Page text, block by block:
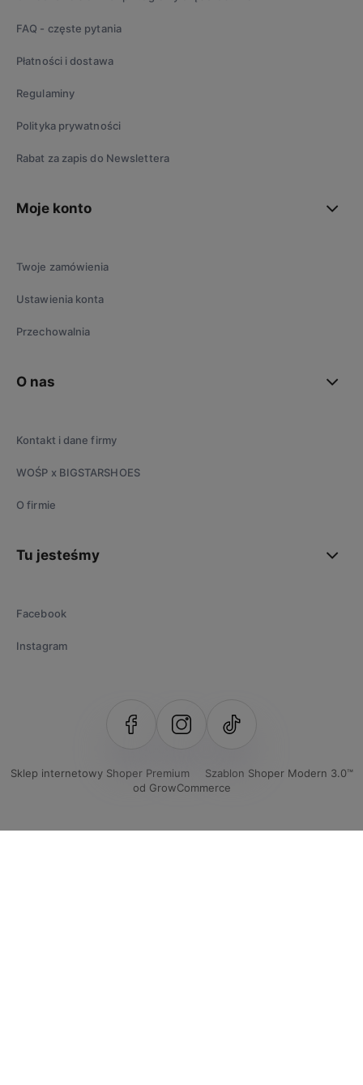
FAQ - częste pytania
Płatności i dostawa
Regulaminy
Polityka prywatności
Rabat za zapis do Newslettera
Moje konto
Twoje zamówienia
Ustawienia konta
Przechowalnia
O nas
Kontakt i dane firmy
WOŚP x BIGSTARSHOES
O firmie
Tu jesteśmy
Facebook
Instagram
Sklep internetowy Shoper Premium
Szablon Shoper Modern 3.0™
od GrowCommerce